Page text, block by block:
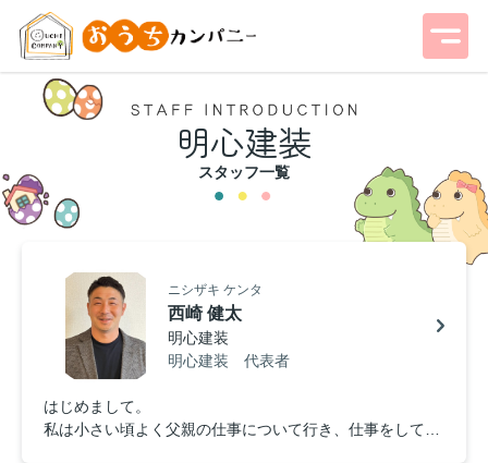
明心建装
スタッフ一覧
ニシザキ ケンタ
西崎 健太
明心建装
明心建装 代表者
はじめまして。
私は小さい頃よく父親の仕事について行き、仕事をしてい